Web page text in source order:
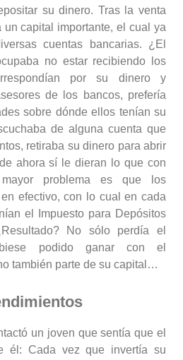
su dinero. Tras la venta
capital importante, el cual ya
cuentas bancarias. ¿El
no estar recibiendo los
por su dinero y
de los bancos, prefería
sobre dónde ellos tenían su
de alguna cuenta que
retiraba su dinero para abrir
ahora sí le dieran lo que con
problema es que los
efectivo, con lo cual en cada
el Impuesto para Depósitos
No sólo perdía el
podido ganar con el
también parte de su capital…
un joven que sentía que el
él: Cada vez que invertía su